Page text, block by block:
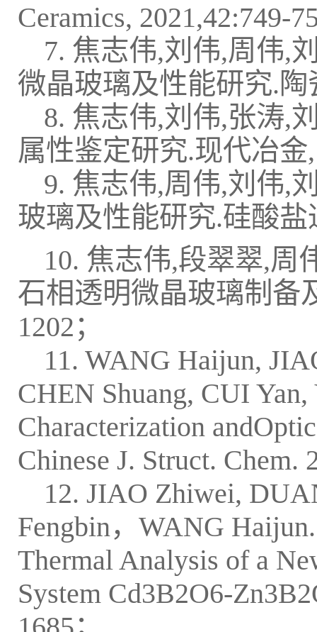
Ceramics, 2021,42:749-
7. 焦志伟,刘伟,周伟,
微晶玻璃及性能研究.陶
8. 焦志伟,刘伟,张涛,
属性鉴定研究.现代冶金
9. 焦志伟,周伟,刘伟,
玻璃及性能研究.硅酸盐
10. 焦志伟,段翠翠,周
石相透明微晶玻璃制备
1202；
11. WANG Haijun,
CHEN Shuang, CUI
Characterization
Chinese J. Struct. Chem.
12. JIAO Zhiwei,
Fengbin，WANG
Thermal Analysis of a
System Cd3B2O6-